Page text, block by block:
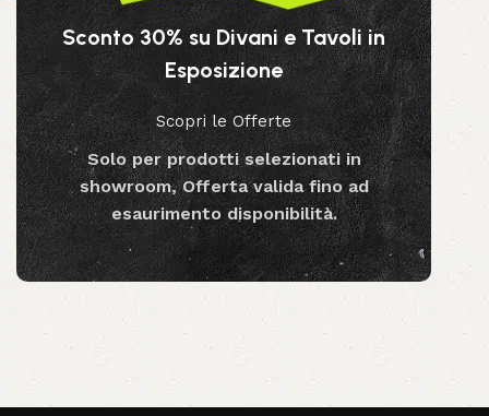
Sconto 30% su Divani e Tavoli in
Esposizione
Scopri le Offerte
Solo per prodotti selezionati in
showroom, Offerta valida fino ad
esaurimento disponibilità.
Aggiungi al carrello